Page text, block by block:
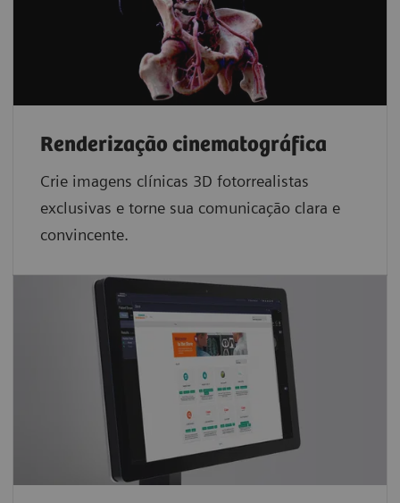
Renderização cinematográfica
Crie imagens clínicas 3D fotorrealistas
exclusivas e torne sua comunicação clara e
convincente.